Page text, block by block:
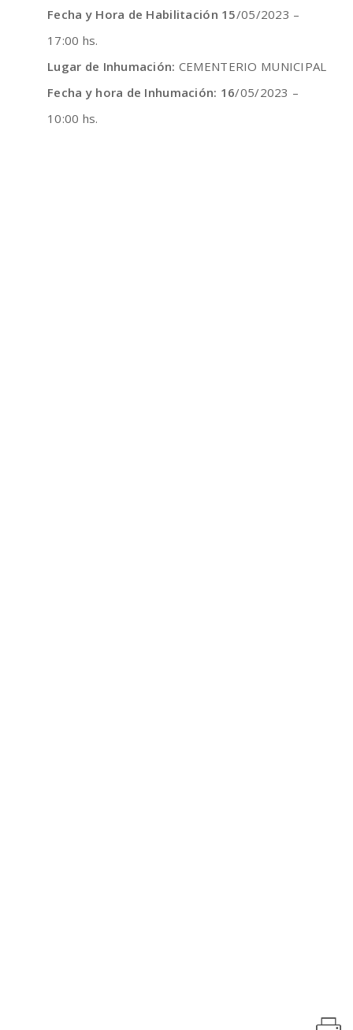
Fecha y Hora de Habilitación 15/05/2023 –
17:00 hs.
Lugar de Inhumación: CEMENTERIO MUNICIPAL
Fecha y hora de Inhumación: 16/05/2023 –
10:00 hs.